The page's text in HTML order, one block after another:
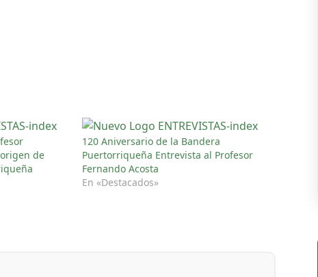
de
120 Aniversario de la Bandera
Puertorriqueña Entrevista al Profesor
Fernando Acosta
En «Destacados»